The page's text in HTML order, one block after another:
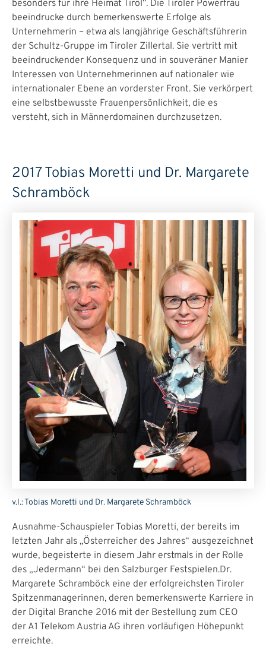
besonders für ihre Heimat Tirol“. Die Tiroler Powerfrau
beeindrucke durch bemerkenswerte Erfolge als
Unternehmerin – etwa als langjährige Geschäftsführerin
der Schultz-Gruppe im Tiroler Zillertal. Sie vertritt mit
beeindruckender Konsequenz und in souveräner Manier
Interessen von Unternehmerinnen auf nationaler wie
internationaler Ebene an vorderster Front. Sie verkörpert
eine selbstbewusste Frauenpersönlichkeit, die es
versteht, sich in Männerdomainen durchzusetzen.
2017 Tobias Moretti und Dr. Margarete
Schramböck
v.l.: Tobias Moretti und Dr. Margarete Schramböck
Ausnahme-Schauspieler Tobias Moretti, der bereits im
letzten Jahr als „Österreicher des Jahres“ ausgezeichnet
wurde, begeisterte in diesem Jahr erstmals in der Rolle
des „Jedermann“ bei den Salzburger Festspielen.Dr.
Margarete Schramböck eine der erfolgreichsten Tiroler
Spitzenmanagerinnen, deren bemerkenswerte Karriere in
der Digital Branche 2016 mit der Bestellung zum CEO
der A1 Telekom Austria AG ihren vorläufigen Höhepunkt
erreichte.